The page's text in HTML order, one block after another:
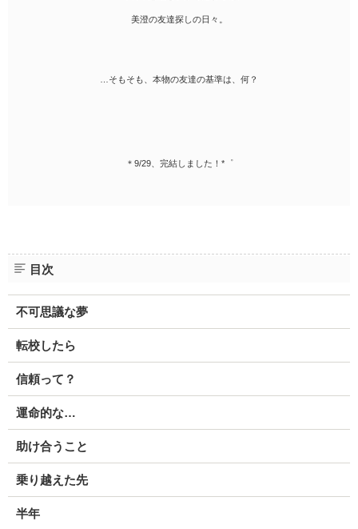
美澄の友達探しの日々。
…そもそも、本物の友達の基準は、何？
＊9/29、完結しました！*゜
目次
不可思議な夢
転校したら
信頼って？
運命的な…
助け合うこと
乗り越えた先
半年